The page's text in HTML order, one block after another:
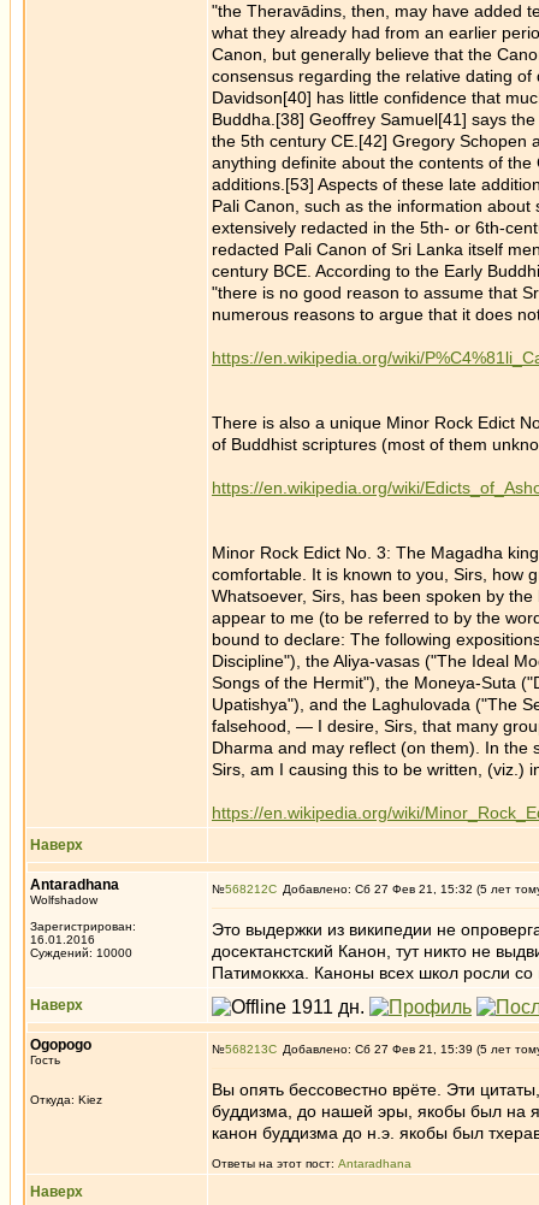
"the Theravādins, then, may have added
what they already had from an earlier
Canon, but generally believe that the
consensus regarding the relative dating
Davidson[40] has little confidence that
Buddha.[38] Geoffrey Samuel[41] says
the 5th century CE.[42] Gregory Schopen
anything definite about the contents of
additions.[53] Aspects of these late
Pali Canon, such as the information
extensively redacted in the 5th- or 6th-
redacted Pali Canon of Sri Lanka itself
century BCE. According to the Early
"there is no good reason to assume that
numerous reasons to argue that it does
https://en.wikipedia.org/wiki/
There is also a unique Minor Rock Edict
of Buddhist scriptures (most of them
https://en.wikipedia.org/wiki/
Minor Rock Edict No. 3: The Magadha
comfortable. It is known to you, Sirs, how
Whatsoever, Sirs, has been spoken by
appear to me (to be referred to by the
bound to declare: The following
Discipline"), the Aliya-vasas ("The Ideal
Songs of the Hermit"), the Moneya-Suta
Upatishya"), and the Laghulovada ("The
falsehood, — I desire, Sirs, that many
Dharma and may reflect (on them). In the
Sirs, am I causing this to be written, (viz.)
https://en.wikipedia.org/wiki/
Наверх
Antaradhana
Wolfshadow
Зарегистрирован:
16.01.2016
Суждений: 10000
№568212 Добавлено: Сб 27 Фев 21, 15:32 (5 лет
Это выдержки из википедии не
досектанстский Канон, тут никто не
Патимоккха. Каноны всех школ росли
Наверх
Ogopogo
Гость
Откуда: Kiez
№568213 Добавлено: Сб 27 Фев 21, 15:39 (5 лет
Вы опять бессовестно врёте. Эти
буддизма, до нашей эры, якобы был на
канон буддизма до н.э. якобы был
Ответы на этот пост: Antaradhana
Наверх